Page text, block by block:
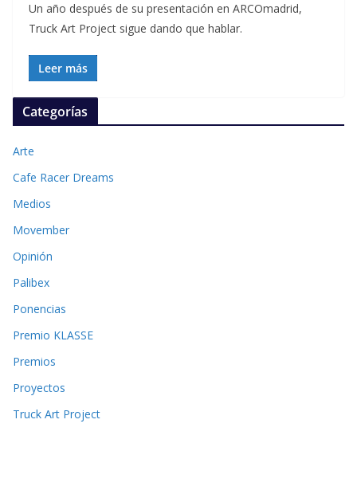
Un año después de su presentación en ARCOmadrid,
Truck Art Project sigue dando que hablar.
Leer más
Categorías
Arte
Cafe Racer Dreams
Medios
Movember
Opinión
Palibex
Ponencias
Premio KLASSE
Premios
Proyectos
Truck Art Project